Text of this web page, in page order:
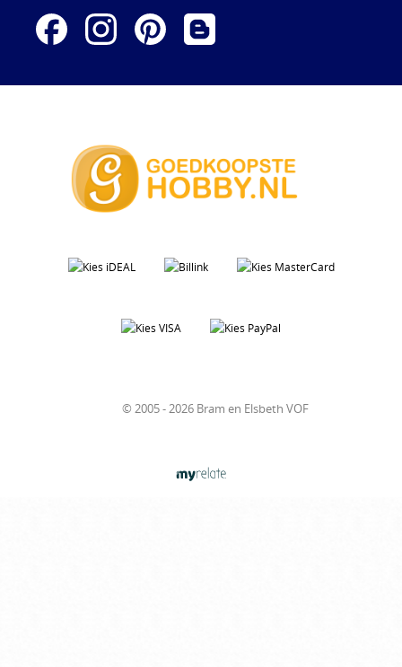
© 2005 - 2026 Bram en Elsbeth VOF